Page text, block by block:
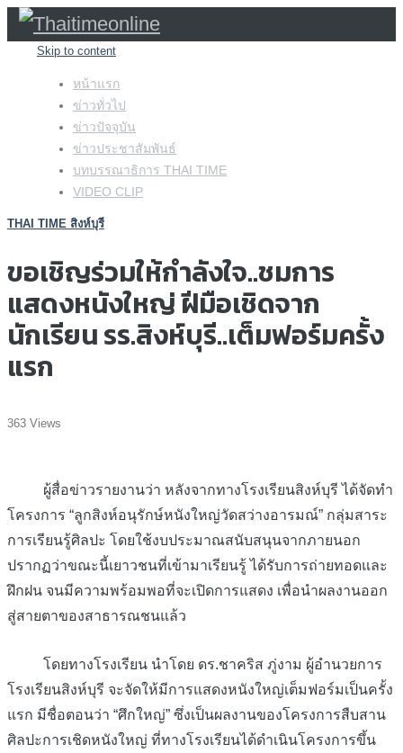
Skip to content
หน้าแรก
ข่าวทั่วไป
ข่าวปัจจุบัน
ข่าวประชาสัมพันธ์
บทบรรณาธิการ THAI TIME
VIDEO CLIP
THAI TIME สิงห์บุรี
ขอเชิญร่วมให้กำลังใจ..ชมการ
แสดงหนังใหญ่ ฝีมือเชิดจาก
นักเรียน รร.สิงห์บุรี..เต็มฟอร์มครั้ง
แรก
363 Views
ผู้สื่อข่าวรายงานว่า หลังจากทางโรงเรียนสิงห์บุรี ได้จัดทำ
โครงการ “ลูกสิงห์อนุรักษ์หนังใหญ่วัดสว่างอารมณ์” กลุ่มสาระ
การเรียนรู้ศิลปะ โดยใช้งบประมาณสนับสนุนจากภายนอก
ปรากฏว่าขณะนี้เยาวชนที่เข้ามาเรียนรู้ ได้รับการถ่ายทอดและ
ฝึกฝน จนมีความพร้อมพอที่จะเปิดการแสดง เพื่อนำผลงานออก
สู่สายตาของสาธารณชนแล้ว
โดยทางโรงเรียน นำโดย ดร.ชาคริส ภู่งาม ผู้อำนวยการ
โรงเรียนสิงห์บุรี จะจัดให้มีการแสดงหนังใหญ่เต็มฟอร์มเป็นครั้ง
แรก มีชื่อตอนว่า “ศึกใหญ่” ซึ่งเป็นผลงานของโครงการสืบสาน
ศิลปะการเชิดหนังใหญ่ ที่ทางโรงเรียนได้ดำเนินโครงการขึ้น